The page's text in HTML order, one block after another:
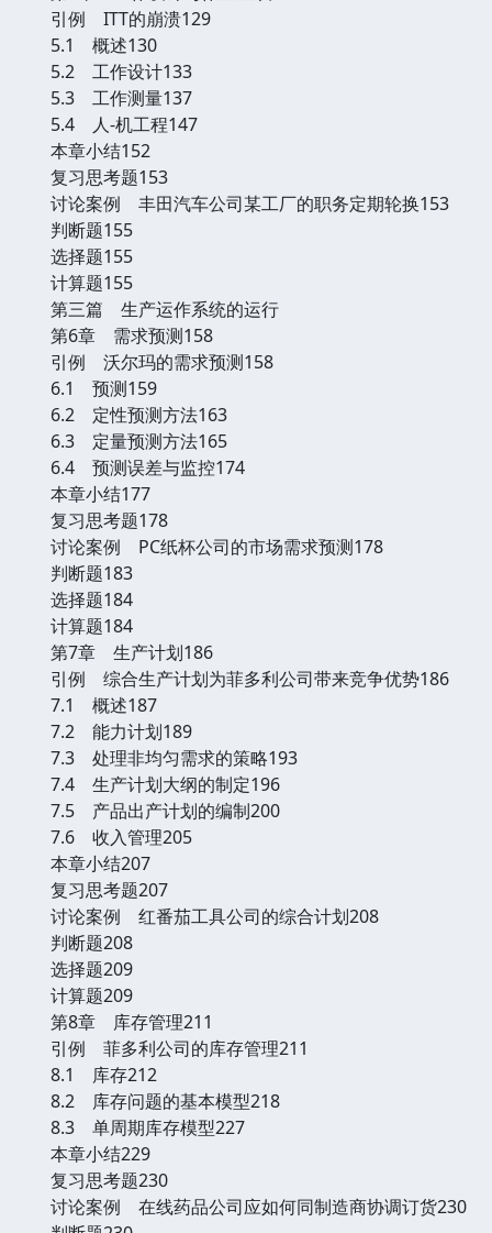
引例 ITT的崩溃129
5.1 概述130
5.2 工作设计133
5.3 工作测量137
5.4 人-机工程147
本章小结152
复习思考题153
讨论案例 丰田汽车公司某工厂的职务定期轮换153
判断题155
选择题155
计算题155
第三篇 生产运作系统的运行
第6章 需求预测158
引例 沃尔玛的需求预测158
6.1 预测159
6.2 定性预测方法163
6.3 定量预测方法165
6.4 预测误差与监控174
本章小结177
复习思考题178
讨论案例 PC纸杯公司的市场需求预测178
判断题183
选择题184
计算题184
第7章 生产计划186
引例 综合生产计划为菲多利公司带来竞争优势186
7.1 概述187
7.2 能力计划189
7.3 处理非均匀需求的策略193
7.4 生产计划大纲的制定196
7.5 产品出产计划的编制200
7.6 收入管理205
本章小结207
复习思考题207
讨论案例 红番茄工具公司的综合计划208
判断题208
选择题209
计算题209
第8章 库存管理211
引例 菲多利公司的库存管理211
8.1 库存212
8.2 库存问题的基本模型218
8.3 单周期库存模型227
本章小结229
复习思考题230
讨论案例 在线药品公司应如何同制造商协调订货230